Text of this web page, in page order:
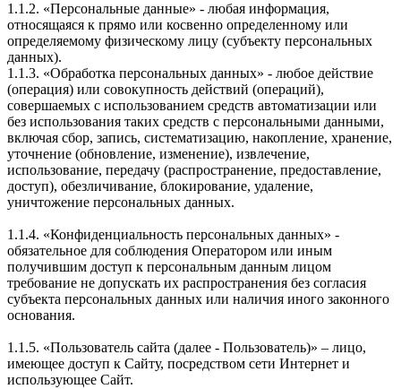
1.1.2. «Персональные данные» - любая информация,
относящаяся к прямо или косвенно определенному или
определяемому физическому лицу (субъекту персональных
данных).
1.1.3. «Обработка персональных данных» - любое действие
(операция) или совокупность действий (операций),
совершаемых с использованием средств автоматизации или
без использования таких средств с персональными данными,
включая сбор, запись, систематизацию, накопление, хранение,
уточнение (обновление, изменение), извлечение,
использование, передачу (распространение, предоставление,
доступ), обезличивание, блокирование, удаление,
уничтожение персональных данных.
1.1.4. «Конфиденциальность персональных данных» -
обязательное для соблюдения Оператором или иным
получившим доступ к персональным данным лицом
требование не допускать их распространения без согласия
субъекта персональных данных или наличия иного законного
основания.
1.1.5. «Пользователь сайта (далее ‑ Пользователь)» – лицо,
имеющее доступ к Сайту, посредством сети Интернет и
использующее Сайт.